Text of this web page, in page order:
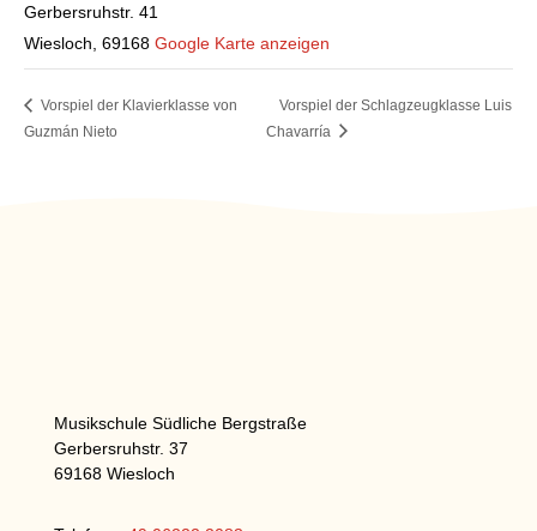
Gerbersruhstr. 41
Wiesloch 69168 Google Karte anzeigen
Vorspiel der Klavierklasse von
Guzmán Nieto
Vorspiel der Schlagzeugklasse Luis
Chavarría
Musikschule Südliche Bergstraße
Gerbersruhstr. 37
69168 Wiesloch